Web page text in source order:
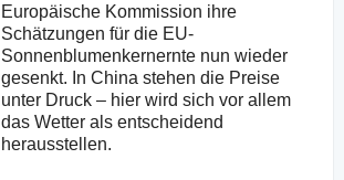
Europäische Kommission ihre
Schätzungen für die EU-
Sonnenblumenkernernte nun wieder
gesenkt. In China stehen die Preise
unter Druck – hier wird sich vor allem
das Wetter als entscheidend
herausstellen.